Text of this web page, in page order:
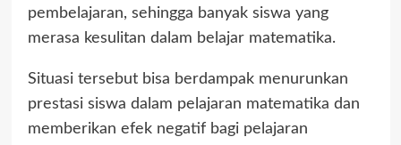
pembelajaran, sehingga banyak siswa yang
merasa kesulitan dalam belajar matematika.
Situasi tersebut bisa berdampak menurunkan
prestasi siswa dalam pelajaran matematika dan
memberikan efek negatif bagi pelajaran